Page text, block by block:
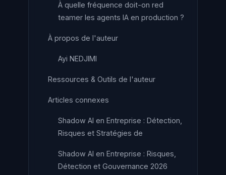
À quelle fréquence doit-on red
teamer les agents IA en production ?
À propos de l'auteur
Ayi NEDJIMI
Ressources & Outils de l'auteur
Articles connexes
Shadow AI en Entreprise : Détection,
Risques et Stratégies de
Shadow AI en Entreprise : Risques,
Détection et Gouvernance 2026